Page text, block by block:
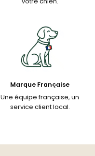
Marque Française
Une équipe française, un
service client local.